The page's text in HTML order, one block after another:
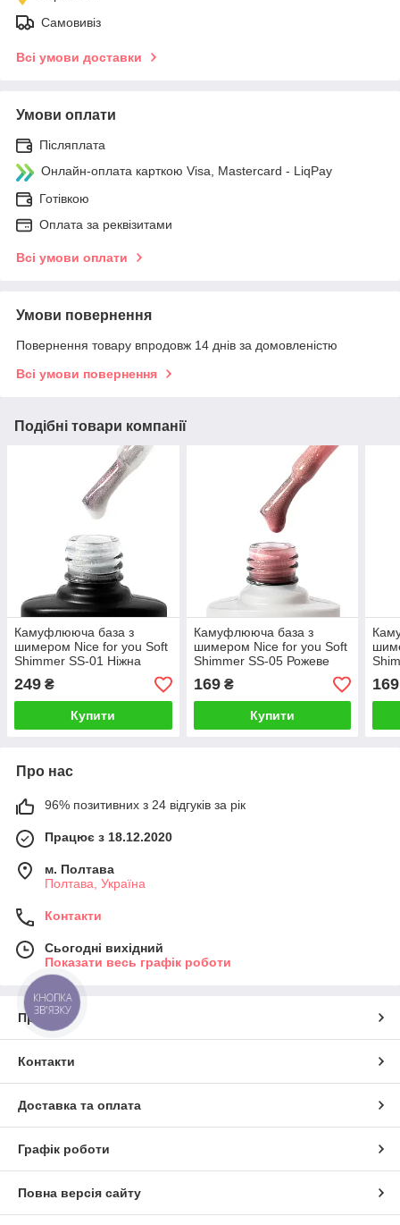
Самовивіз
Всі умови доставки
Умови оплати
Післяплата
Онлайн-оплата карткою Visa, Mastercard - LiqPay
Готівкою
Оплата за реквізитами
Всі умови оплати
Умови повернення
Повернення товару впродовж 14 днів за домовленістю
Всі умови повернення
Подібні товари компанії
Камуфлююча база з
шимером Nice for you Soft
Shimmer SS-01 Ніжна
перлина 15 г
249 ₴
Купити
Камуфлююча база з
шимером Nice for you Soft
Shimmer SS-05 Рожеве
сяйво 8.5 г
169₴
Купити
169
Про нас
96% позитивних з 24 відгуків за рік
Працює з 18.12.2020
м. Полтава
Полтава, Україна
Контакти
Сьогодні вихідний
Показати весь графік роботи
Про нас
Контакти
Доставка та оплата
Графік роботи
Повна версія сайту
КНОПКА
ЗВ'ЯЗКУ